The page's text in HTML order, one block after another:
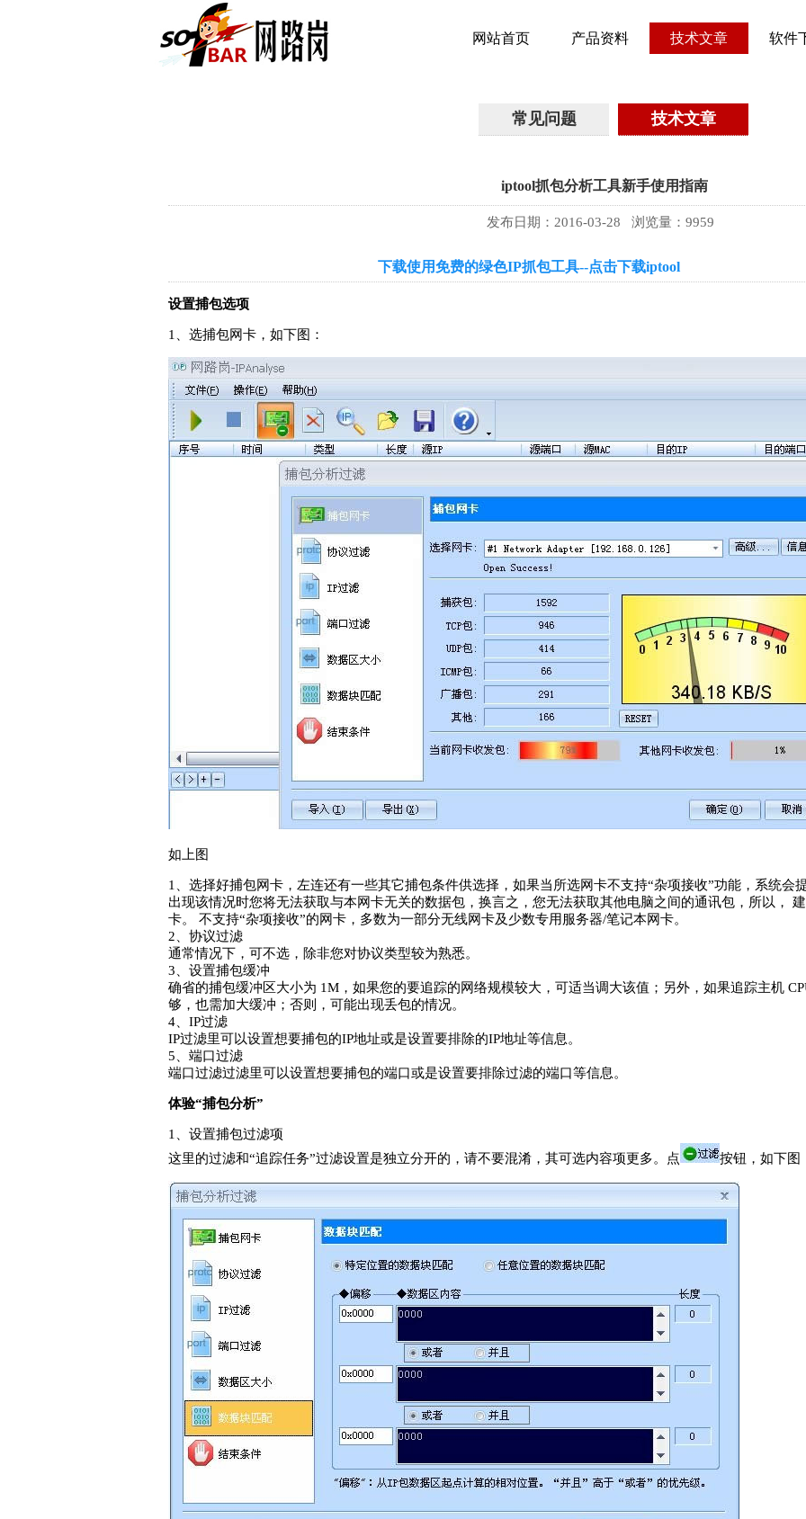
网站首页 产品资料 技术文章 软件
常见问题 技术文章
iptool抓包分析工具新手使用指南
发布日期：2016-03-28 浏览量： 9959
下载使用免费的绿色IP抓包工具--点击下载iptool
设置捕包选项
1、选捕包网卡，如下图：
如上图
1、选择好捕包网卡，左连还有一些其它捕包条件供选择，如果当所选网卡不支持“杂项接收”功能，系统会
出现该情况时您将无法获取与本网卡无关的数据包，换言之，您无法获取其他电脑之间的通讯包，所以，
卡。 不支持“杂项接收”的网卡，多数为一部分无线网卡及少数专用服务器/笔记本网卡。
2、协议过滤
通常情况下，可不选，除非您对协议类型较为熟悉。
3、设置捕包缓冲
确省的捕包缓冲区大小为 1M，如果您的要追踪的网络规模较大，可适当调大该值；另外，如果追踪主机
够，也需加大缓冲；否则，可能出现丢包的情况。
4、IP过滤
IP过滤里可以设置想要捕包的IP地址或是设置要排除的IP地址等信息。
5、端口过滤
端口过滤过滤里可以设置想要捕包的端口或是设置要排除过滤的端口等信息。
体验“捕包分析”
1、设置捕包过滤项
这里的过滤和“追踪任务”过滤设置是独立分开的，请不要混淆，其可选内容项更多。点
按钮，如下图